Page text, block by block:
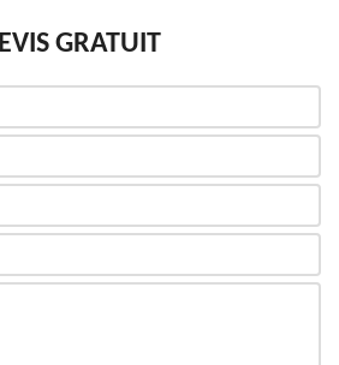
GRATUIT